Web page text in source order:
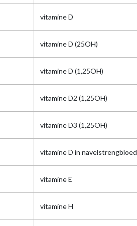
vitamine D
vitamine D (25OH)
vitamine D (1,25OH)
vitamine D2 (1,25OH)
vitamine D3 (1,25OH)
vitamine D in navelstrengbloed
vitamine E
vitamine H